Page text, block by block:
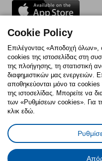
Follow us:
FacebookInstagram
TikTok
Πολιτική Cookies
Ρυθμίσεις
Γενική
Πολιτική
Cookie Policy
Επιλέγοντας «Αποδοχή όλων»,
cookies της ιστοσελίδας στη
της πλοήγησης, τη στατιστική
διαφημιστικών μας ενεργειών.
αποθηκεύονται μόνο τα cookies
της ιστοσελίδας. Μπορείτε να
των «Ρυθμίσεων cookies». Για
κλικ εδώ.